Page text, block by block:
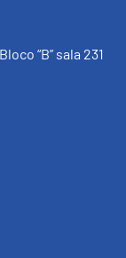
“B” sala 231